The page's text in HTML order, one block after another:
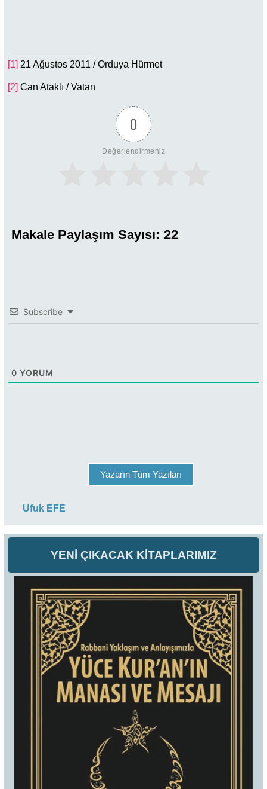
YENİ ÇIKACAK KİTAPLARIMIZ
[1] 21 Ağustos 2011 / Orduya Hürmet
[2] Can Ataklı / Vatan
0
Değerlendirmeniz
Makale Paylaşım Sayısı: 22
Subscribe
0 YORUM
Yazarın Tüm Yazıları
Ufuk EFE